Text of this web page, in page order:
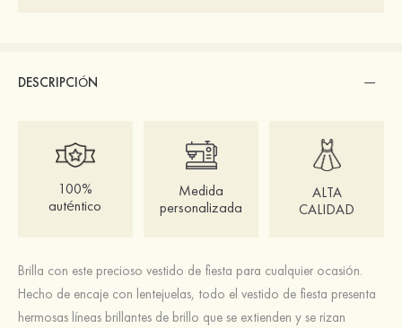
DESCRIPCIÓN
100%
auténtico
Medida
personalizada
ALTA
CALIDAD
Brilla con este precioso vestido de fiesta para cualquier ocasión.
Hecho de encaje con lentejuelas, todo el vestido de fiesta presenta
hermosas líneas brillantes de brillo que se extienden y se rizan